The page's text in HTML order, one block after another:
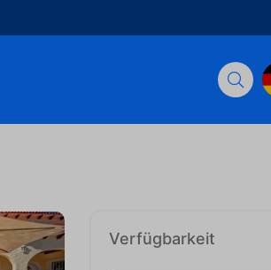
Verfügbarkeit